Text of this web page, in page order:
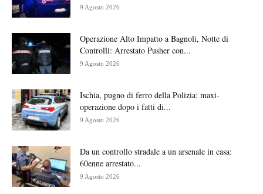
9 Agosto 2026
Operazione Alto Impatto a Bagnoli, Notte di
Controlli: Arrestato Pusher con...
9 Agosto 2026
Ischia, pugno di ferro della Polizia: maxi-
operazione dopo i fatti di...
9 Agosto 2026
Da un controllo stradale a un arsenale in casa:
60enne arrestato...
9 Agosto 2026